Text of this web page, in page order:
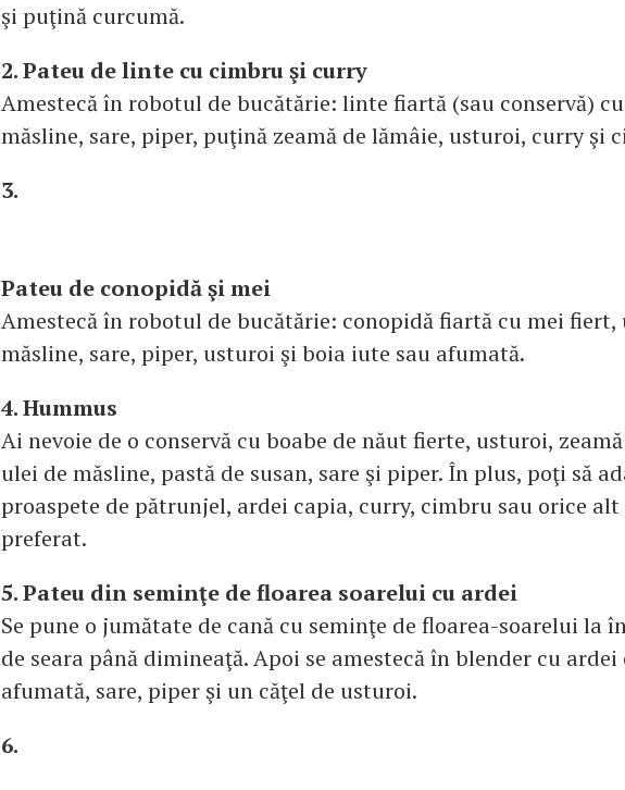
şi puţină curcumă.
2. Pateu de linte cu cimbru şi curry
Amestecă în robotul de bucătărie: linte fiartă (sau conservă)
măsline, sare, piper, puţină zeamă de lămâie, usturoi, curry şi
3.
Pateu de conopidă şi mei
Amestecă în robotul de bucătărie: conopidă fiartă cu mei fiert,
măsline, sare, piper, usturoi şi boia iute sau afumată.
4. Hummus
Ai nevoie de o conservă cu boabe de năut fierte, usturoi,
ulei de măsline, pastă de susan, sare şi piper. În plus, poţi să
proaspete de pătrunjel, ardei capia, curry, cimbru sau orice
preferat.
5. Pateu din seminţe de floarea soarelui cu ardei
Se pune o jumătate de cană cu seminţe de floarea-soarelui la
de seara până dimineaţă. Apoi se amestecă în blender cu
afumată, sare, piper şi un căţel de usturoi.
6.